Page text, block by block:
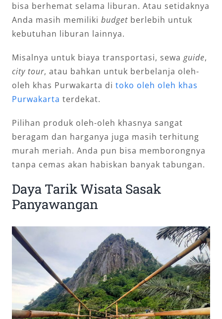
bisa berhemat selama liburan. Atau setidaknya
Anda masih memiliki budgetberlebih untuk
kebutuhan liburan lainnya.
Misalnya untuk biaya transportasi, sewa guide,
city tour, atau bahkan untuk berbelanja oleh-
oleh khas Purwakarta di toko oleh oleh khas
Purwakarta terdekat.
Pilihan produk oleh-oleh khasnya sangat
beragam dan harganya juga masih terhitung
murah meriah. Anda pun bisa memborongnya
tanpa cemas akan habiskan banyak tabungan.
Daya Tarik Wisata Sasak
Panyawangan